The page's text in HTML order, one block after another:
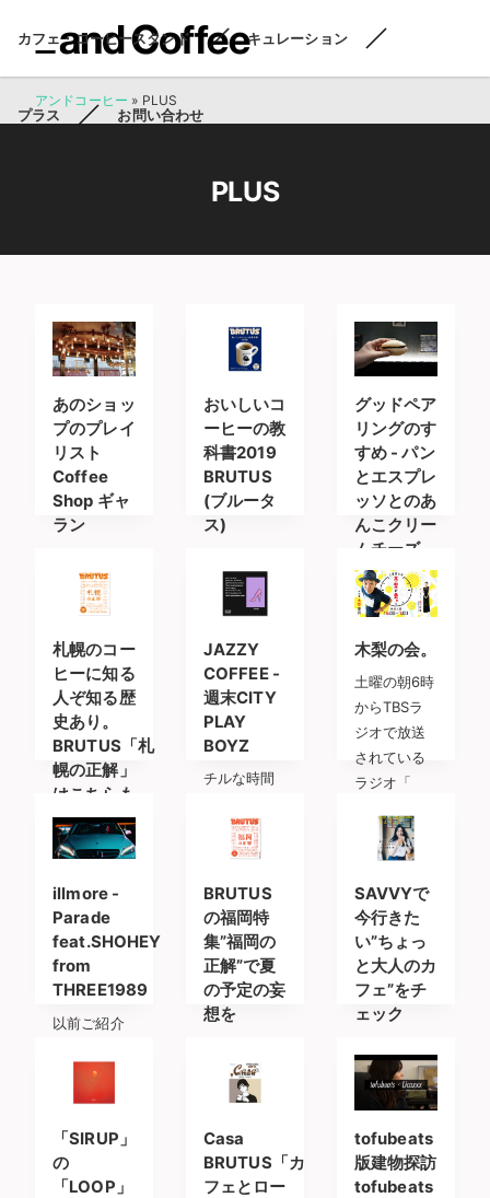
カフェ・コーヒースタンド キュレーション
プラス お問い合わせ
アンドコーヒー » PLUS
PLUS
あのショッ
プのプレイ
リスト
Coffee
Shop ギャ
ラン
プではどん
なBGMが流
だろう…？
おいしいコ
ーヒーの教
科書2019
BRUTUS
(ブルータ
ス)
もなってい
るBRUTUS
特集「お
グッドペア
リングのす
すめ - パン
とエスプレ
ッソとのあ
んこクリー
ムチーズ
「パンとエ
スプレッソ
ば”ムー”と
いう食パン
札幌のコー
ヒーに知る
人ぞ知る歴
史あり。
BRUTUS「札
幌の正解」
はこちらも
大正解
BRUTUSの
の正解」に
続いてこち
らも大正
JAZZY
COFFEE -
週末CITY
PLAY
BOYZ
チルな時間
ったりな
「JAZZY
木梨の会。
土曜の朝6時
からTBSラ
ジオで放送
されている
ラジオ「
illmore -
Parade
feat.SHOHEY
from
THREE1989
以前ご紹介
スタイルレ
ーベル
BRUTUS
の福岡特
集”福岡の
正解”で夏
の予定の妄
想を
だけでその
魅力に取り
まった福
岡。
SAVVYで
今行きた
い”ちょっ
と大人のカ
フェ”をチ
ェック
23日に発売
の「SAVVY
「SIRUP」
の
「LOOP」
Casa
BRUTUS「カ
フェとロー
tofubeats
版建物探訪
tofubeats